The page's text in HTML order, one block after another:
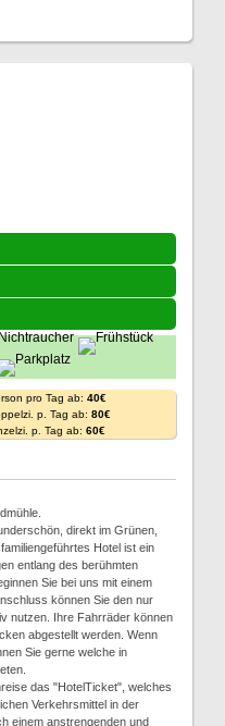
pro Tag ab: 40€
p. Tag ab: 80€
p. Tag ab: 60€
direkt im Grünen,
familiengeführtes Hotel ist ein
entlang des berühmten
Sie bei uns mit einem
können Sie den nur
nutzen. Ihre Fahrräder können
abgestellt werden. Wenn
Sie gerne welche in
das "HotelTicket", welches
Verkehrsmittel in der
einem anstrengenden und